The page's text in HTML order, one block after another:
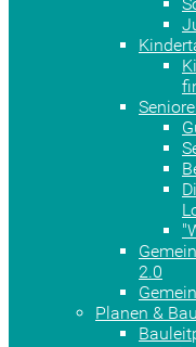
2.0
Planen &